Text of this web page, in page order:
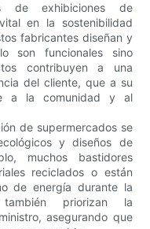
de exhibiciones de
en la sostenibilidad
fabricantes diseñan y
son funcionales sino
contribuyen a una
del cliente, que a su
a la comunidad y al
de supermercados se
y diseños de
muchos bastidores
reciclados o están
de energía durante la
priorizan la
asegurando que